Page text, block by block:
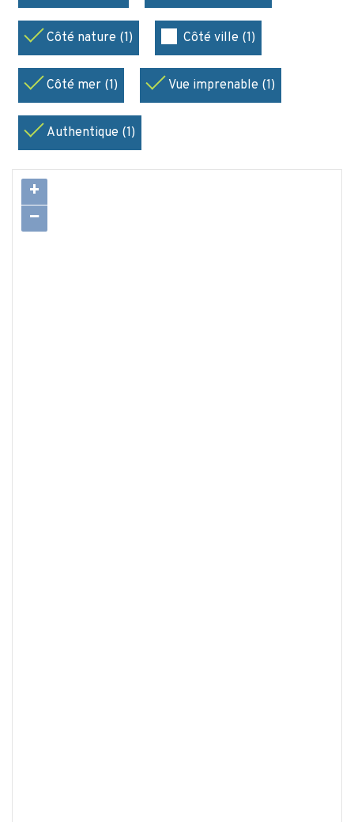
Côté nature (1) Côté ville (1)
Côté mer (1) Vue imprenable (1)
Authentique (1)
+
−